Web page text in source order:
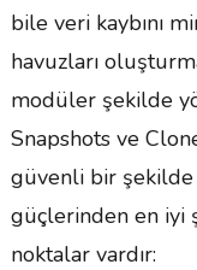
bile veri kaybını
havuzları
modüler şekilde
Snapshots ve
güvenli bir şekilde
güçlerinden en iyi
noktalar vardır: